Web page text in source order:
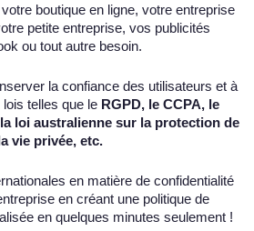
boutique en ligne, votre entreprise
petite entreprise, vos publicités
ou tout autre besoin.
la confiance des utilisateurs et à
telles que le RGPD, le CCPA, le
loi australienne sur la protection de
vie privée, etc.
en matière de confidentialité
en créant une politique de
en quelques minutes seulement !